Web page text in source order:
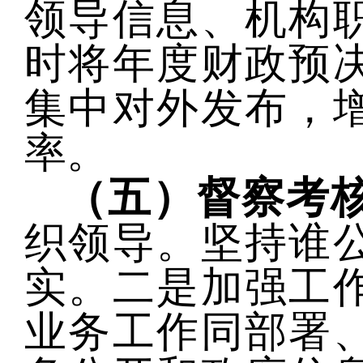
领导信息、机构
时将年度财政预
集中对外发布，
率。
（五）督察考
织领导。坚持谁
实。 二是加强工
业务工作同部署